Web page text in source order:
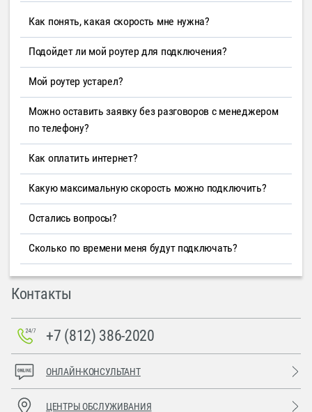
Как понять, какая скорость мне нужна?
Подойдет ли мой роутер для подключения?
Мой роутер устарел?
Можно оставить заявку без разговоров с менеджером
по телефону?
Как оплатить интернет?
Какую максимальную скорость можно подключить?
Остались вопросы?
Сколько по времени меня будут подключать?
Контакты
+7 (812) 386-2020
ОНЛАЙН-КОНСУЛЬТАНТ
ЦЕНТРЫ ОБСЛУЖИВАНИЯ